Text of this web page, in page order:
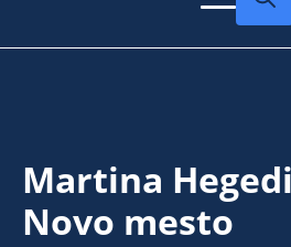
Martina
Novo mesto